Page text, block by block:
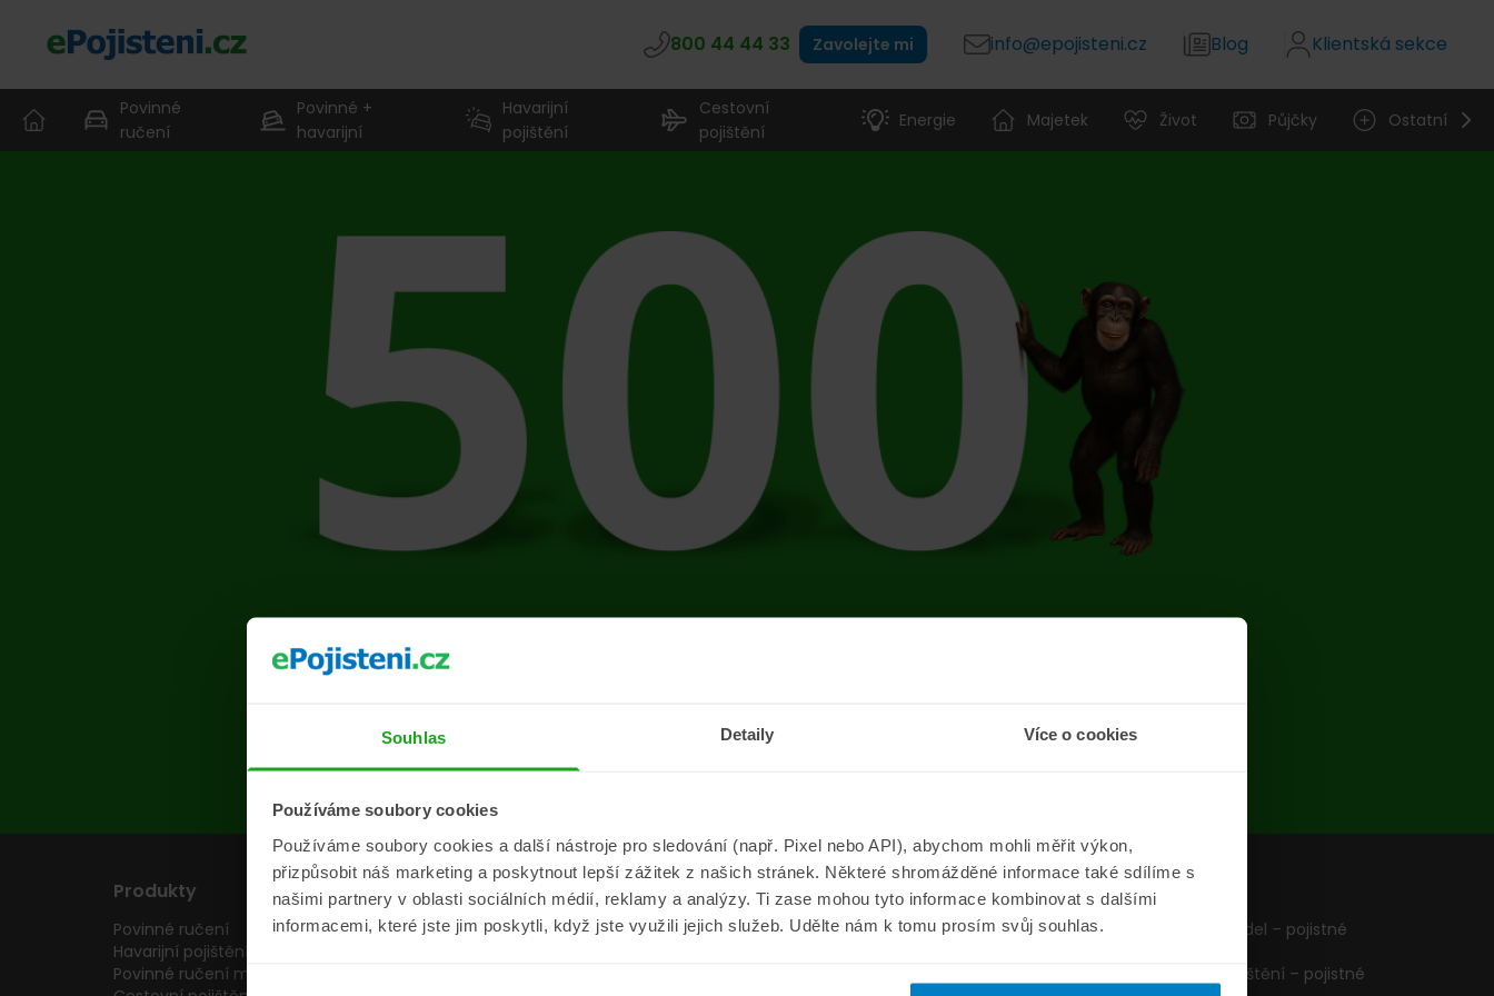
Souhlas Detaily Více o cookies
Používáme soubory cookies
Používáme soubory cookies a další nástroje pro sledování (např. Pixel nebo API), abychom mohli měřit výkon,
přizpůsobit náš marketing a poskytnout lepší zážitek z našich stránek. Některé shromážděné informace také sdílíme s
našimi partnery v oblasti sociálních médií, reklamy a analýzy. Ti zase mohou tyto informace kombinovat s dalšími
informacemi, které jste jim poskytli, když jste využili jejich služeb. Udělte nám k tomu prosím svůj souhlas.
800 44 44 33 Zavolejte mi info@epojisteni.cz Blog Klientská sekce
Povinné
ručení
Povinné +
havarijní
Havarijní
pojištění
Cestovní
pojištění
Energie Majetek Život Půjčky Ostatní
Na stránce se vyskytla chyba
Přejít na úvodní stránku
Produkty
Povinné ručení
Havarijní pojištění
Povinné ručení motocyklu
Pojišťovny
Pojišťovny
Informace
Aktuality
ePojisteni.cz
O nás
Formuláře
Pojištění vozidel – pojistné
Cestovní pojištění – pojistné